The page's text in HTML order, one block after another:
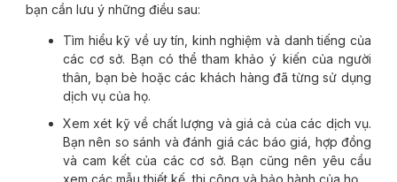
bạn cần lưu ý những điều sau:
Tìm hiểu kỹ về uy tín, kinh nghiệm và danh tiếng của
các cơ sở. Bạn có thể tham khảo ý kiến của người
thân, bạn bè hoặc các khách hàng đã từng sử dụng
dịch vụ của họ.
Xem xét kỹ về chất lượng và giá cả của các dịch vụ.
Bạn nên so sánh và đánh giá các báo giá, hợp đồng
và cam kết của các cơ sở. Bạn cũng nên yêu cầu
xem các mẫu thiết kế, thi công và bảo hành của họ.